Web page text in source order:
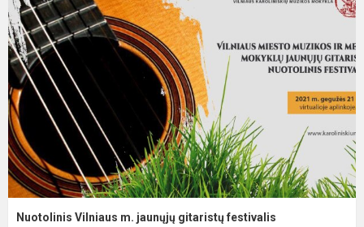
Nuotolinis Vilniaus m. jaunųjų gitaristų festivalis